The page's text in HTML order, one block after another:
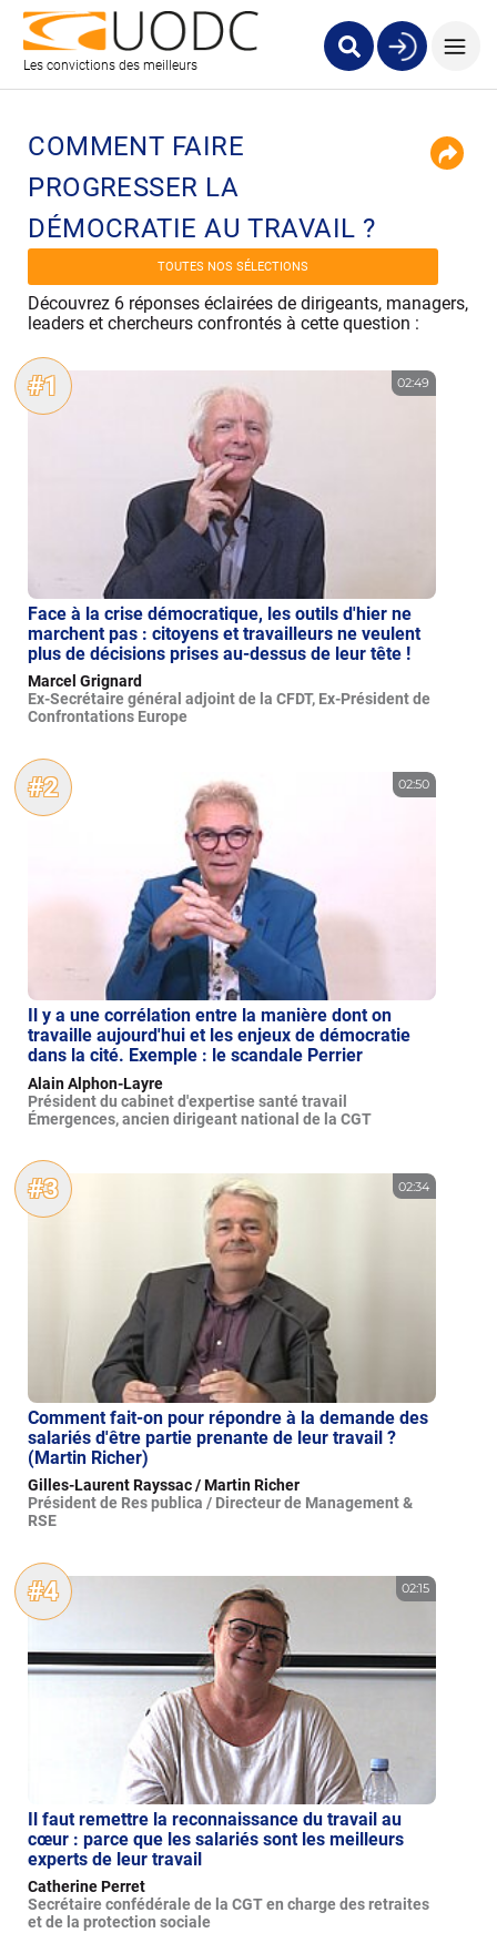
Les convictions des meilleurs
COMMENT FAIRE
PROGRESSER LA
DÉMOCRATIE AU TRAVAIL ?
TOUTES NOS SÉLECTIONS
Découvrez 6 réponses éclairées de dirigeants, managers,
leaders et chercheurs confrontés à cette question :
#1 02:49
Face à la crise démocratique, les outils d'hier ne
marchent pas : citoyens et travailleurs ne veulent
plus de décisions prises au-dessus de leur tête !
Marcel Grignard
Ex-Secrétaire général adjoint de la CFDT, Ex-Président de
Confrontations Europe
#2 02:50
Il y a une corrélation entre la manière dont on
travaille aujourd'hui et les enjeux de démocratie
dans la cité. Exemple : le scandale Perrier
Alain Alphon-Layre
Président du cabinet d'expertise santé travail
Émergences, ancien dirigeant national de la CGT
#3 02:34
Comment fait-on pour répondre à la demande des
salariés d'être partie prenante de leur travail ?
(Martin Richer)
Gilles-Laurent Rayssac / Martin Richer
Président de Res publica / Directeur de Management &
RSE
#4 02:15
Il faut remettre la reconnaissance du travail au
cœur : parce que les salariés sont les meilleurs
experts de leur travail
Catherine Perret
Secrétaire confédérale de la CGT en charge des retraites
et de la protection sociale